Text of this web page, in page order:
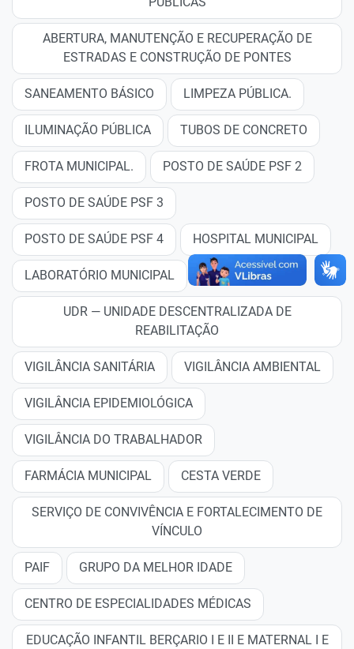
ABERTURA, MANUTENÇÃO E RECUPERAÇÃO DE
ESTRADAS E CONSTRUÇÃO DE PONTES
SANEAMENTO BÁSICO LIMPEZA PÚBLICA.
ILUMINAÇÃO PÚBLICA TUBOS DE CONCRETO
FROTA MUNICIPAL. POSTO DE SAÚDE PSF 2
POSTO DE SAÚDE PSF 3
POSTO DE SAÚDE PSF 4 HOSPITAL MUNICIPAL
LABORATÓRIO MUNICIPAL
UDR — UNIDADE DESCENTRALIZADA DE
REABILITAÇÃO
VIGILÂNCIA SANITÁRIA VIGILÂNCIA AMBIENTAL
VIGILÂNCIA EPIDEMIOLÓGICA
VIGILÂNCIA DO TRABALHADOR
FARMÁCIA MUNICIPAL CESTA VERDE
SERVIÇO DE CONVIVÊNCIA E FORTALECIMENTO DE
VÍNCULO
PAIF GRUPO DA MELHOR IDADE
CENTRO DE ESPECIALIDADES MÉDICAS
EDUCAÇÃO INFANTIL BERÇARIO I E II E MATERNAL I E